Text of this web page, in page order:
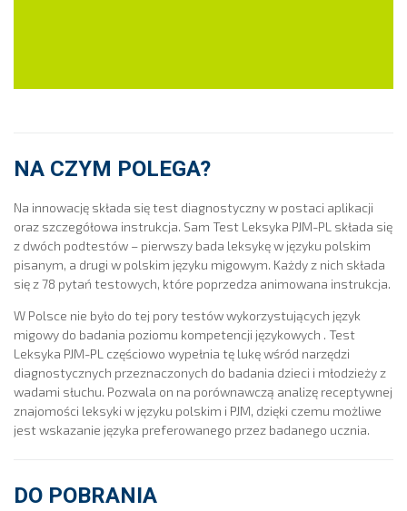
NA CZYM POLEGA?
Na innowację składa się test diagnostyczny w postaci aplikacji
oraz szczegółowa instrukcja. Sam Test Leksyka PJM-PL składa się
z dwóch podtestów – pierwszy bada leksykę w języku polskim
pisanym, a drugi w polskim języku migowym. Każdy z nich składa
się z 78 pytań testowych, które poprzedza animowana instrukcja.
W Polsce nie było do tej pory testów wykorzystujących język
migowy do badania poziomu kompetencji językowych . Test
Leksyka PJM-PL częściowo wypełnia tę lukę wśród narzędzi
diagnostycznych przeznaczonych do badania dzieci i młodzieży z
wadami słuchu. Pozwala on na porównawczą analizę receptywnej
znajomości leksyki w języku polskim i PJM, dzięki czemu możliwe
jest wskazanie języka preferowanego przez badanego ucznia.
DO POBRANIA